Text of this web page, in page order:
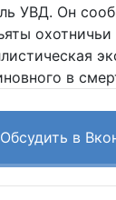
УВД. Он
в
Обсудить в